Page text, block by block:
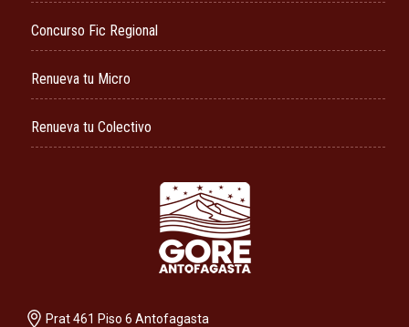
Concurso Fic Regional
Renueva tu Micro
Renueva tu Colectivo
Prat 461 Piso 6 Antofagasta